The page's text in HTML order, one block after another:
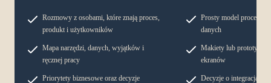
Rozmowy z osobami, które znają proces,
produkt i użytkowników
Mapa narzędzi, danych, wyjątków i
ręcznej pracy
Priorytety biznesowe oraz decyzje
Prosty model procesu i
danych
Makiety lub prototyp
ekranów
Decyzje o integracjach,